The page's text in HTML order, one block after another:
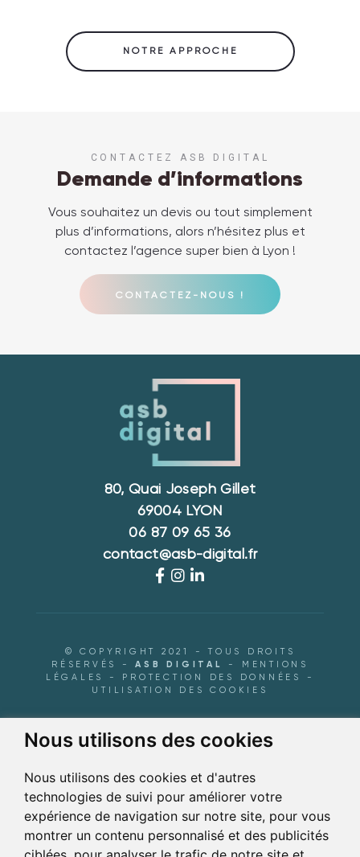
Nous utilisons des cookies
Nous utilisons des cookies et d'autres
technologies de suivi pour améliorer votre
expérience de navigation sur notre site, pour vous
montrer un contenu personnalisé et des publicités
NOTRE APPROCHE
CONTACTEZ ASB DIGITAL
Demande d’informations
Vous souhaitez un devis ou tout simplement
plus d’informations, alors n’hésitez plus et
contactez l’agence super bien à Lyon !
CONTACTEZ-NOUS !
80, Quai Joseph Gillet
69004 LYON
06 87 09 65 36
contact@asb-digital.fr
© COPYRIGHT 2021 - TOUS DROITS
RÉSERVÉS -ASB DIGITAL -
MENTIONS
LÉGALES
- PROTECTION DES DONNÉES
-
UTILISATION DES COOKIES